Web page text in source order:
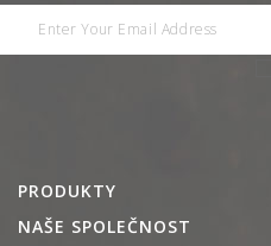
PRODUKTY
NAŠE SPOLEČNOST